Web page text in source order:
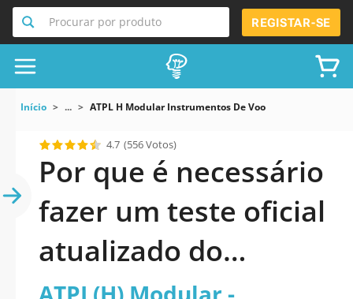
Procurar por produto REGISTAR-SE
Início ... ATPL H Modular Instrumentos De Voo
4.7 (556 Votos)
Por que é necessário
fazer um teste oficial
atualizado do
ATPL(H) Modular -